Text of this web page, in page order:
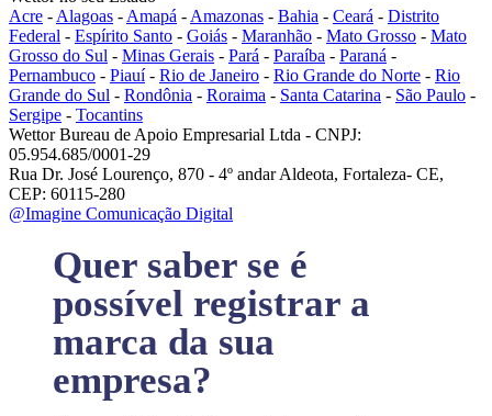
Acre - Alagoas - Amapá - Amazonas - Bahia - Ceará - Distrito
Federal - Espírito Santo - Goiás - Maranhão - Mato Grosso - Mato
Grosso do Sul - Minas Gerais - Pará - Paraíba - Paraná -
Pernambuco - Piauí- Rio de Janeiro - Rio Grande do Norte - Rio
Grande do Sul - Rondônia - Roraima - Santa Catarina - São Paulo -
Sergipe - Tocantins
Wettor Bureau de Apoio Empresarial Ltda - CNPJ:
05.954.685/0001-29
Rua Dr. José Lourenço, 870 - 4º andar Aldeota, Fortaleza- CE,
CEP: 60115-280
@Imagine Comunicação Digital
Quer saber se é
possível registrar a
marca da sua
empresa?